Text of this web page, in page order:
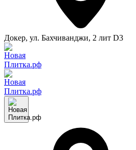
Докер, ул. Бахчиванджи, 2 лит D3